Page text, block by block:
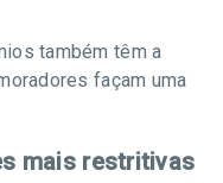
também têm a
façam uma
mais restritivas